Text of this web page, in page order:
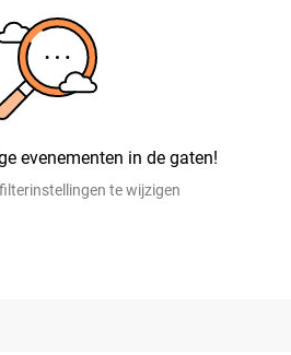
evenementen in de gaten!
te wijzigen